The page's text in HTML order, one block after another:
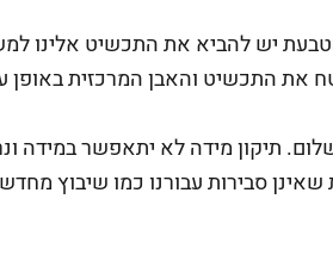
יש להביא את התכשיט אלינו
את התכשיט והאבן המרכזית באופן
תיקון מידה לא יתאפשר במידה
שאינן סבירות עבורנו כמו שיבוץ